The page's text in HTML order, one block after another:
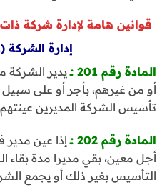
قوانين هامة لإدارة شركة
إدارة الشركة (201 – 214)
المادة رقم 201 :ـ
يدير الشركة
أو من غيرهم، بأجر أو على سبيل
تأسيس الشركة المديرين عينتهم
المادة رقم 202 :ـ
إذا عين
أجل معين، بقي مديرا مدة بقاء
التأسيس بغير ذلك أو يجمع